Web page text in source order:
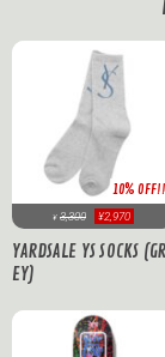
10% OFF!!
¥ 3,300 ¥2,970
YARDSALE YS SOCKS (GR
EY)